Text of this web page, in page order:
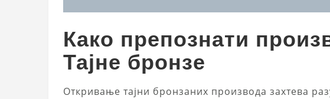
Како препознати
Тајне бронзе
Откривање тајни бронзаних производа захтева